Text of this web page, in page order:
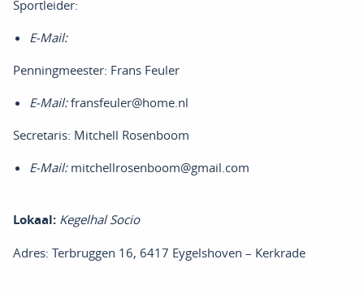
Sportleider:
E-Mail:
Penningmeester: Frans Feuler
E-Mail:fransfeuler@home.nl
Secretaris: Mitchell Rosenboom
E-Mail: mitchellrosenboom@gmail.com
Lokaal: Kegelhal Socio
Adres: Terbruggen 16, 6417 Eygelshoven – Kerkrade